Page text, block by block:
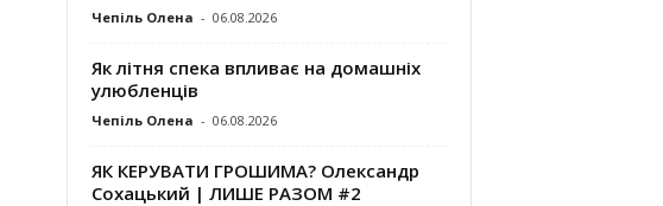
Чепіль Олена - 06.08.2026
Як літня спека впливає на домашніх
улюбленців
Чепіль Олена - 06.08.2026
ЯК КЕРУВАТИ ГРОШИМА? Олександр
Сохацький | ЛИШЕ РАЗОМ #2